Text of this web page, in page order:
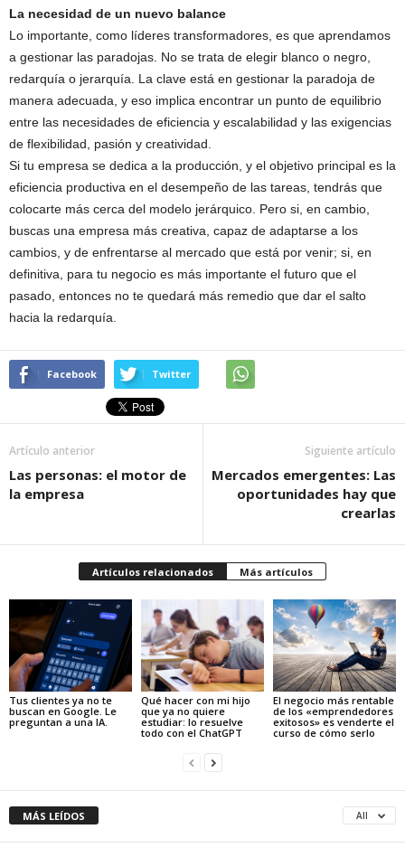
La necesidad de un nuevo balance
Lo importante, como líderes transformadores, es que aprendamos
a gestionar las paradojas. No se trata de elegir blanco o negro,
redarquía o jerarquía. La clave está en gestionar la paradoja de
manera adecuada, y eso implica encontrar un punto de equilibrio
entre las necesidades de eficiencia y escalabilidad y las exigencias
de flexibilidad, pasión y creatividad.
Si tu empresa se dedica a la producción, y el objetivo principal es la
eficiencia productiva en el desempeño de las tareas, tendrás que
colocarte más cerca del modelo jerárquico. Pero si, en cambio,
buscas una empresa más creativa, capaz de adaptarse a los
cambios, y de enfrentarse al mercado que está por venir; si, en
definitiva, para tu negocio es más importante el futuro que el
pasado, entonces no te quedará más remedio que dar el salto
hacia la redarquía.
Facebook Twitter
Artículo anterior
Las personas: el motor de
la empresa
Siguiente artículo
Mercados emergentes: Las
oportunidades hay que
crearlas
Artículos relacionados Más artículos
Tus clientes ya no te
buscan en Google. Le
preguntan a una IA.
Qué hacer con mi hijo
que ya no quiere
estudiar: lo resuelve
todo con el ChatGPT
El negocio más rentable
de los «emprendedores
exitosos» es venderte el
curso de cómo serlo
MÁS LEÍDOS All